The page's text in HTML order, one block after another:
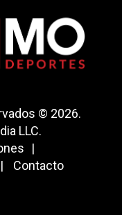
© 2026.
LLC.
Contacto